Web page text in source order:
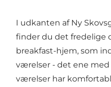
I udkanten af Ny
finder du det fredelige
breakfast-hjem, som
værelser - det ene
værelser har